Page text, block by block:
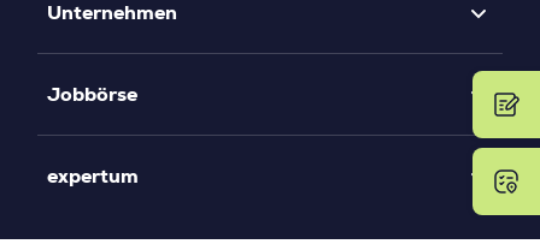
Unternehmen
Jobbörse
expertum